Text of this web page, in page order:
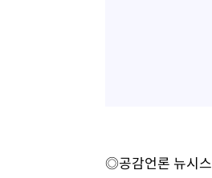
◎공감언론 뉴시스